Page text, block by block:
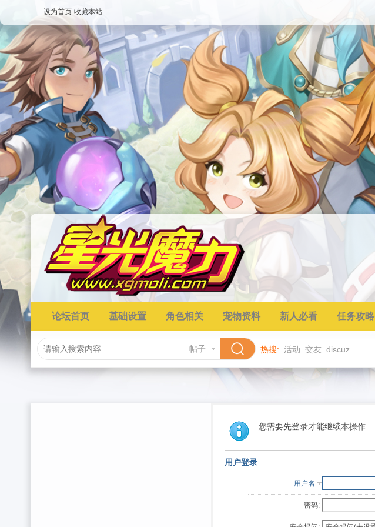
设为首页 收藏本站
论坛首页 基础设置 角色相关 宠物资料 新人必看 任务攻略
帖子 热搜: 活动 交友 discuz
您需要先登录才能继续本操作
用户登录
用户名
密码: